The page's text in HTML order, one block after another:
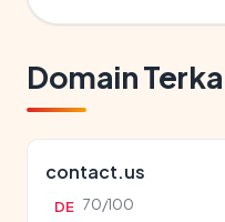
Domain
contact.us
DE 70/100